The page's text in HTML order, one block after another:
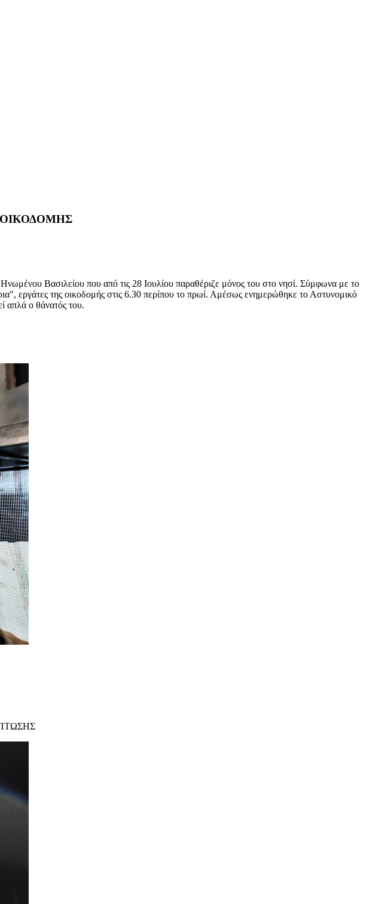
Βασιλείου που από τις 28 Ιουλίου παραθέριζε μόνος του στο νησί. Σύμφωνα με το
εργάτες της οικοδομής στις 6.30 περίπου το πρωί. Αμέσως ενημερώθηκε το Αστυνομικό
απλά ο θάνατός του.